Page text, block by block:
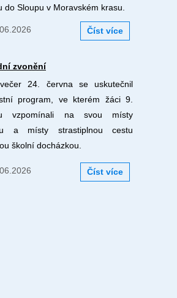
do Sloupu v Moravském krasu.
Číst více
zvonění
24. června se uskutečnil
program, ve kterém žáci 9.
vzpomínali na svou místy
a místy strastiplnou cestu
školní docházkou.
Číst více